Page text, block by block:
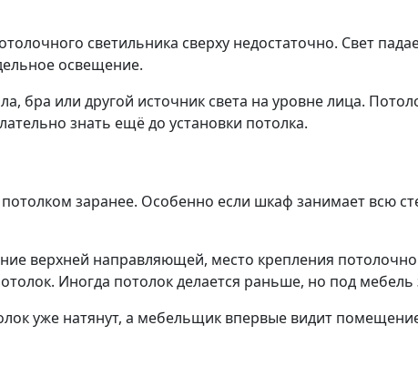
светильника сверху недостаточно. Свет
освещение.
бра или другой источник света на уровне лица.
знать ещё до установки потолка.
заранее. Особенно если шкаф занимает всю
верхней направляющей, место крепления
Иногда потолок делается раньше, но под мебель
уже натянут, а мебельщик впервые видит